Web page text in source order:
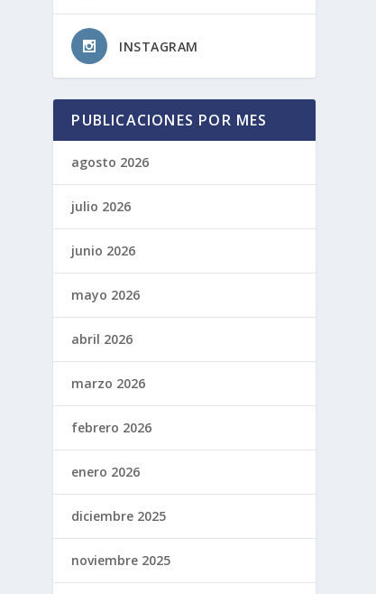
INSTAGRAM
PUBLICACIONES POR MES
agosto 2026
julio 2026
junio 2026
mayo 2026
abril 2026
marzo 2026
febrero 2026
enero 2026
diciembre 2025
noviembre 2025